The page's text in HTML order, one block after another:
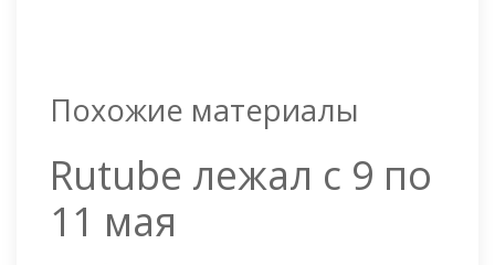
Похожие материалы
Rutube лежал с 9 по
11 мая